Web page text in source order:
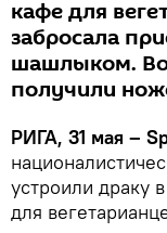
кафе для
забросала
шашлыком. Во
получили
РИГА, 31 мая –
устроили драку
для